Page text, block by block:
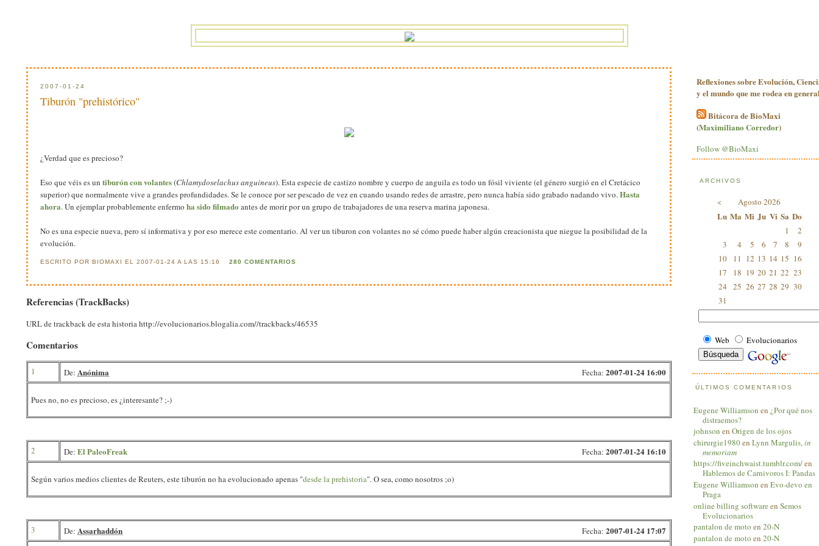
2007-01-24
Tiburón "prehistórico"
¿Verdad que es precioso?
Eso que véis es un tiburón con volantes(Chlamydoselachus anguineus). Esta especie de castizo nombre y cuerpo de anguila es todo un fósil viviente (el género surgió en el Cretácico
superior) que normalmente vive a grandes profundidades. Se le conoce por ser pescado de vez en cuando usando redes de arrastre, pero nunca había sido grabado nadando vivo.Hasta
ahora. Un ejemplar probablemente enfermo ha sido filmado antes de morir por un grupo de trabajadores de una reserva marina japonesa.
No es una especie nueva, pero sí informativa y por eso merece este comentario. Al ver un tiburon con volantes no sé cómo puede haber algún creacionista que niegue la posibilidad de la
evolución.
ESCRITO POR BIOMAXI EL 2007-01-24 A LAS 15:16 280 COMENTARIOS
Referencias (TrackBacks)
URL de trackback de esta historia http://evolucionarios.blogalia.com//trackbacks/46535
Comentarios
1 De: Anónima Fecha: 2007-01-24 16:00
Pues no, no es precioso, es ¿interesante? ;-)
2 De: El PaleoFreak Fecha: 2007-01-24 16:10
Según varios medios clientes de Reuters, este tiburón no ha evolucionado apenas "desde la prehistoria". O sea, como nosotros ;o)
3 De: Assarhaddón Fecha: 2007-01-24 17:07
Reflexiones sobre Evolución,
y el mundo que me rodea en
Bitácora de BioMaxi
(Maximiliano Corredor)
Follow @BioMaxi
ARCHIVOS
< Agosto 2026
Lu Ma Mi Ju Vi Sa Do
1
2
3
4 5 6 7 8
9
10
11 12 13 14 15 16
17
18 19 20 21 22 23
24
25 26 27 28 29 30
31
Web Evolucionarios
ÚLTIMOS COMENTARIOS
Eugene Williamson en ¿Por qué nos
distraemos?
johnson en Origen de los ojos
chirurgie1980en Lynn Margulis,in
memoriam
https://fiveinchwaist.tumblr.com/en
Hablemos de Carnivoros I: Pandas
Eugene Williamson en Evo-devo en
Praga
online billing software en Semos
Evolucionarios
pantalon de moto en 20-N
pantalon de moto en 20-N